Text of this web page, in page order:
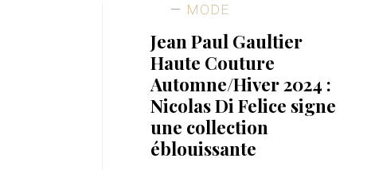
MODE
Jean Paul Gaultier
Haute Couture
Automne/Hiver 2024 :
Nicolas Di Felice signe
une collection
éblouissante